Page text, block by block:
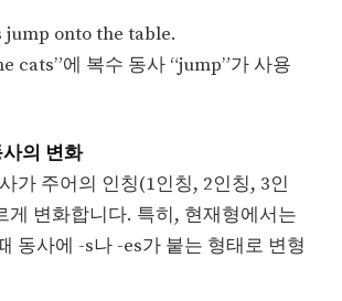
jump onto the table.
cats”에 복수 동사 “jump”가 사용
의 변화
가 주어의 인칭(1인칭, 2인칭, 3인
게 변화합니다. 특히, 현재형에서는
동사에 -s나 -es가 붙는 형태로 변형